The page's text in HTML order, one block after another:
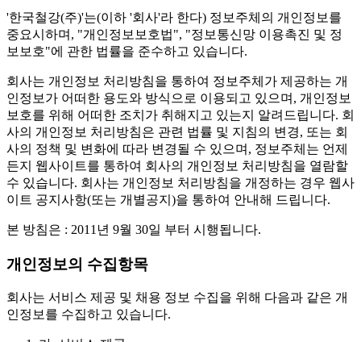
'한국철강(주)'는(이하 '회사'라 한다) 정보주체의 개인정보를
중요시하며, "개인정보보호법", "정보통신망 이용촉진 및 정
보보호"에 관한 법률을 준수하고 있습니다.
회사는 개인정보 처리방침을 통하여 정보주체가 제공하는 개
인정보가 어떠한 용도와 방식으로 이용되고 있으며, 개인정보
보호를 위해 어떠한 조치가 취해지고 있는지 알려드립니다. 회
사의 개인정보 처리방침은 관련 법률 및 지침의 변경, 또는 회
사의 정책 및 변화에 따라 변경될 수 있으며, 정보주체는 언제
든지 웹사이트를 통하여 회사의 개인정보 처리방침을 열람할
수 있습니다. 회사는 개인정보 처리방침을 개정하는 경우 웹사
이트 공지사항(또는 개별공지)을 통하여 안내해 드립니다.
본 방침은 : 2011년 9월 30일 부터 시행됩니다.
개인정보의 수집항목
회사는 서비스 제공 및 채용 정보 수집을 위해 다음과 같은 개
인정보를 수집하고 있습니다.